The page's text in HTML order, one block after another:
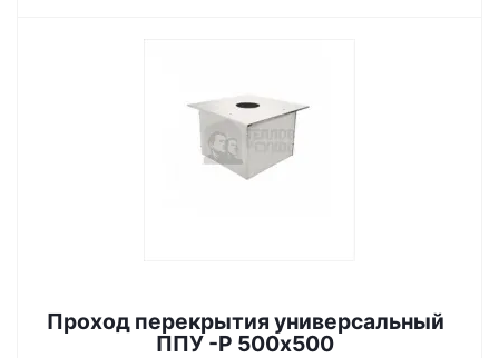
Проход перекрытия универсальный
ППУ -Р 500х500